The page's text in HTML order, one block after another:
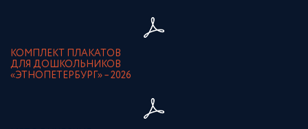
КОМПЛЕКТ ПЛАКАТОВ
ДЛЯ ДОШКОЛЬНИКОВ
«ЭТНОПЕТЕРБУРГ» – 2026